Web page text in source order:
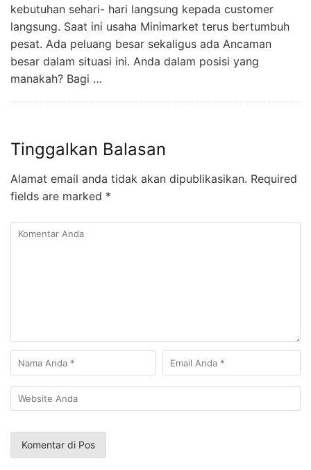
kebutuhan sehari- hari langsung kepada customer
langsung. Saat ini usaha Minimarket terus bertumbuh
pesat. Ada peluang besar sekaligus ada Ancaman
besar dalam situasi ini. Anda dalam posisi yang
manakah? Bagi …
Tinggalkan Balasan
Alamat email anda tidak akan dipublikasikan. Required
fields are marked *